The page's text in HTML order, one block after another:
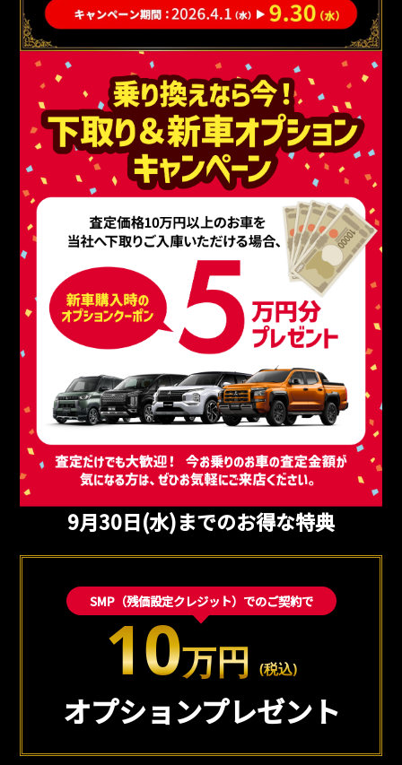
9月30日(水)までのお得な特典
SMP（残価設定クレジット）でのご契約で
10万円 (税込)
オプションプレゼント